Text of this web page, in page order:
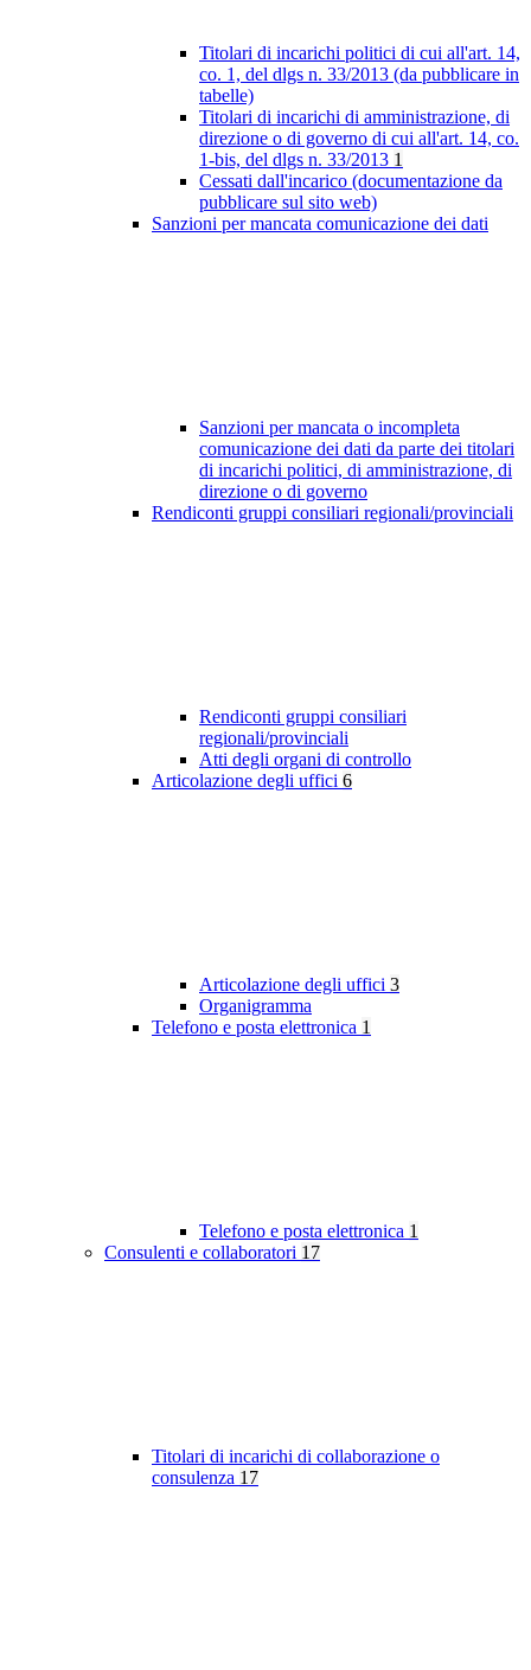
Titolari di incarichi politici di cui all'art. 14,
co. 1, del dlgs n. 33/2013 (da pubblicare in
tabelle)
Titolari di incarichi di amministrazione, di
direzione o di governo di cui all'art. 14, co.
1-bis, del dlgs n. 33/2013 1
Cessati dall'incarico (documentazione da
pubblicare sul sito web)
Sanzioni per mancata comunicazione dei dati
Sanzioni per mancata o incompleta
comunicazione dei dati da parte dei titolari
di incarichi politici, di amministrazione, di
direzione o di governo
Rendiconti gruppi consiliari regionali/provinciali
Rendiconti gruppi consiliari
regionali/provinciali
Atti degli organi di controllo
Articolazione degli uffici 6
Articolazione degli uffici 3
Organigramma
Telefono e posta elettronica 1
Telefono e posta elettronica 1
Consulenti e collaboratori 17
Titolari di incarichi di collaborazione o
consulenza 17